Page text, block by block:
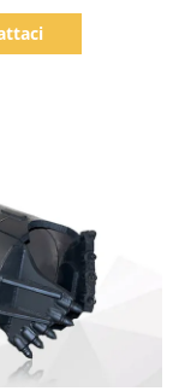
del suolo